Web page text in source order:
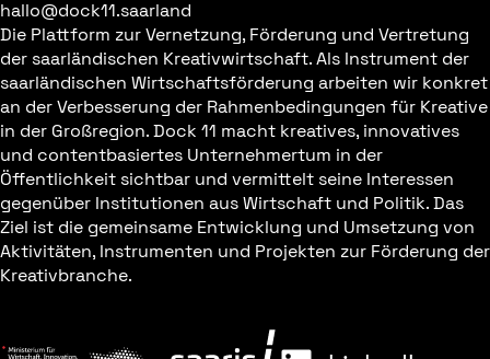
hallo@dock11.saarland
Die Plattform zur Vernetzung, Förderung und Vertretung
der saarländischen Kreativwirtschaft. Als Instrument der
saarländischen Wirtschaftsförderung arbeiten wir konkret
an der Verbesserung der Rahmenbedingungen für Kreative
in der Großregion. Dock 11 macht kreatives, innovatives
und contentbasiertes Unternehmertum in der
Öffentlichkeit sichtbar und vermittelt seine Interessen
gegenüber Institutionen aus Wirtschaft und Politik. Das
Ziel ist die gemeinsame Entwicklung und Umsetzung von
Aktivitäten, Instrumenten und Projekten zur Förderung der
Kreativbranche.